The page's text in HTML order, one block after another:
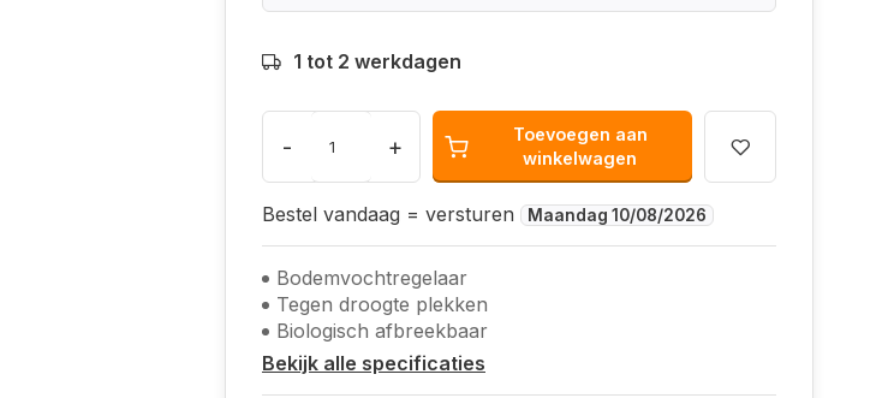
1 tot 2 werkdagen
- +
Toevoegen aan
winkelwagen
Bestel vandaag = versturen Maandag 10/08/2026
Bodemvochtregelaar
Tegen droogte plekken
Biologisch afbreekbaar
Bekijk alle specificaties